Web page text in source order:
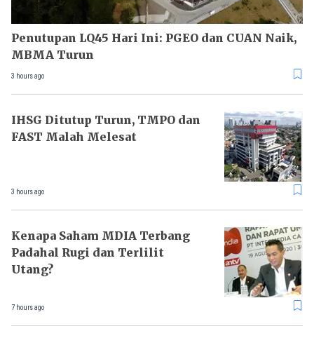
Penutupan LQ45 Hari Ini: PGEO dan CUAN Naik,
MBMA Turun
3 hours ago
IHSG Ditutup Turun, TMPO dan
FAST Malah Melesat
3 hours ago
Kenapa Saham MDIA Terbang
Padahal Rugi dan Terlilit
Utang?
7 hours ago